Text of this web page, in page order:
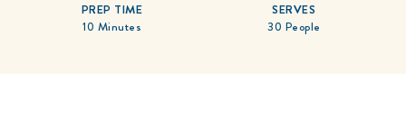
10 Minutes
PREP TIME
30 People
SERVES